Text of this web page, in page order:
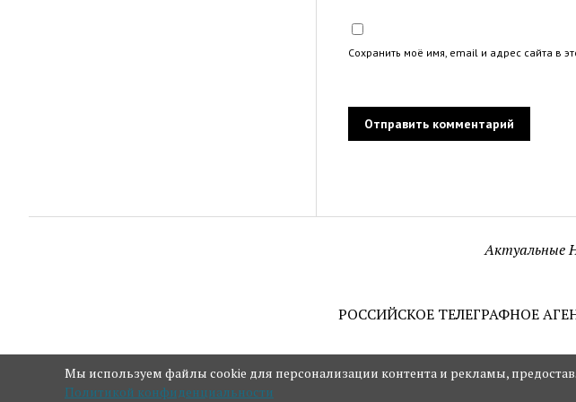
Сохранить моё имя, email и адрес сайта в
Актуальные
РОССИЙСКОЕ ТЕЛЕГРАФНОЕ
Мы используем файлы cookie для персонализации контента и рекламы,
Политикой конфиденциальности